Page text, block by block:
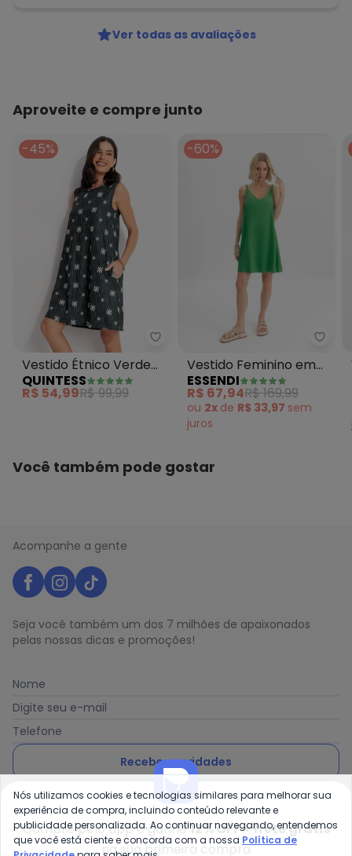
Ver todas as avaliações
Aproveite e compre junto
-45%
Quintess - Vestido Étnico
Vestido Étnico Verde
em Malha Texturizada
QUINTESS
R$ 54,99R$ 99,99
-60%
Vestido Feminino em
Viscose Verde
ESSENDI
R$ 67,94R$ 169,99
ou 2x de R$ 33,97 sem
juros
Você também pode gostar
Acompanhe a gente
Seja você também um dos 7 milhões de apaixonados
pelas nossas dicas e promoções!
Nome
Digite seu e-mail
Telefone
Receber novidades
Ao enviar o cadastro, você concorda com a nossa Política
de Privacidade
Compre pelo app e ganhe12% OFF + frete grátis
na sua primeira compra
Nós utilizamos cookies e tecnologias similares para melhorar sua
experiência de compra, incluindo conteúdo relevante e
publicidade personalizada. Ao continuar navegando, entendemos
que você está ciente e concorda com a nossa Política de